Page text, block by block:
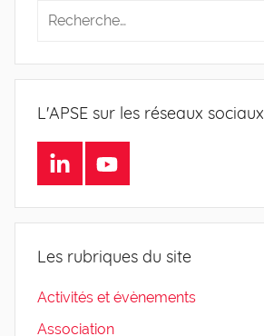
L'APSE sur les réseaux sociaux
LinkedInYoutube
Les rubriques du site
Activités et évènements
Association